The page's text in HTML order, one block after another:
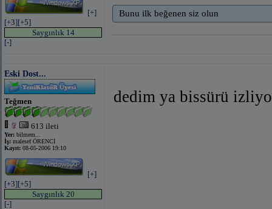
[+]
[+3][+5]
Saygınlık 14
[-]
Bunu ilk beğenen siz olun
Eski Dost...
Teğmen
613 ileti
Yer: bilmem...
İş: malesef ÖRENCİ
Kayıt: 08-05-2006 19:10
[+]
[+3][+5]
Saygınlık 20
[-]
dedim ya bissürü